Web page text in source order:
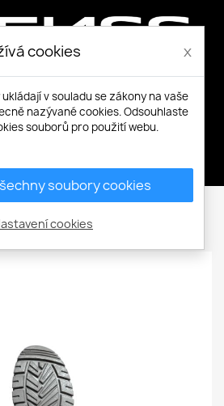
cookies x
v souladu se zákony na vaše
nazývané cookies. Odsouhlaste
souborů pro použití webu.
soubory cookies
cookies